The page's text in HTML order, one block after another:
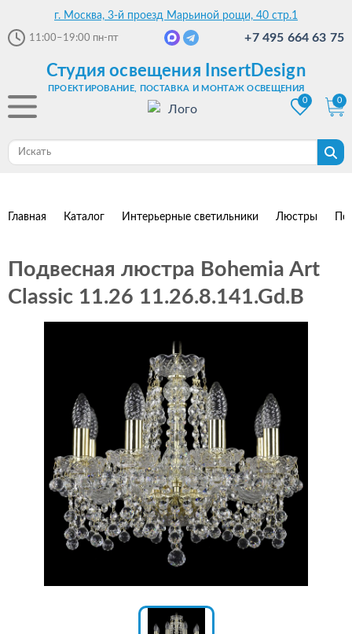
г. Москва, 3-й проезд Марьиной рощи, 40 стр.1
11:00–19:00 пн-пт +7 495 664 63 75
Студия освещения InsertDesign
ПРОЕКТИРОВАНИЕ, ПОСТАВКА И МОНТАЖ ОСВЕЩЕНИЯ
0
0
Главная Каталог Интерьерные светильники Люстры
Подвесная люстра Bohemia Art
Classic 11.26 11.26.8.141.Gd.B